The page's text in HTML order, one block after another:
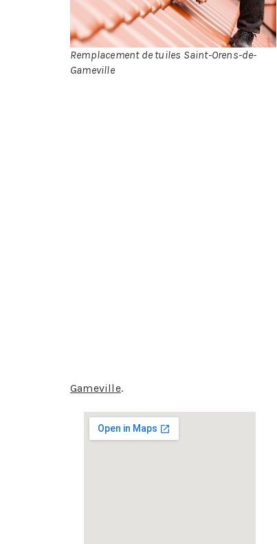
Remplacement de tuiles Saint-Orens-de-
Gameville
Gameville.